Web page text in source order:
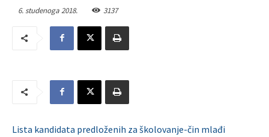
6. studenoga 2018. 3137
Lista kandidata predloženih za školovanje-čin mlađi